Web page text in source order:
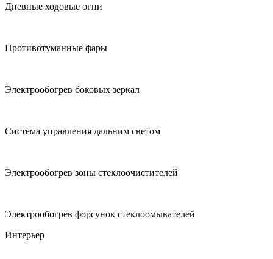
Дневные ходовые огни
Противотуманные фары
Электрообогрев боковых зеркал
Система управления дальним светом
Электрообогрев зоны стеклоочистителей
Электрообогрев форсунок стеклоомывателей
Интерьер